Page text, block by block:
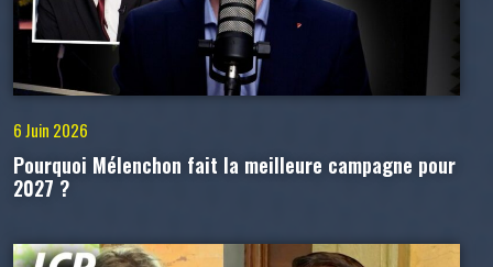
6 Juin 2026
Pourquoi Mélenchon fait la meilleure campagne pour
2027 ?